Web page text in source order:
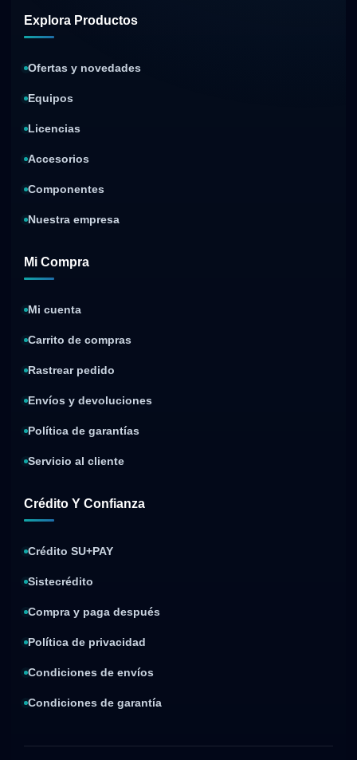
Explora Productos
Ofertas y novedades
Equipos
Licencias
Accesorios
Componentes
Nuestra empresa
Mi Compra
Mi cuenta
Carrito de compras
Rastrear pedido
Envíos y devoluciones
Política de garantías
Servicio al cliente
Crédito Y Confianza
Crédito SU+PAY
Sistecrédito
Compra y paga después
Política de privacidad
Condiciones de envíos
Condiciones de garantía